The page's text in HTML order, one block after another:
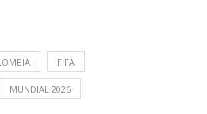
FIFA
MUNDIAL 2026